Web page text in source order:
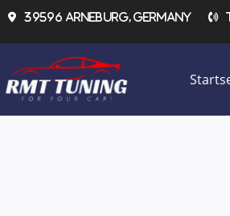
Zum39596 Arneburg, Germany